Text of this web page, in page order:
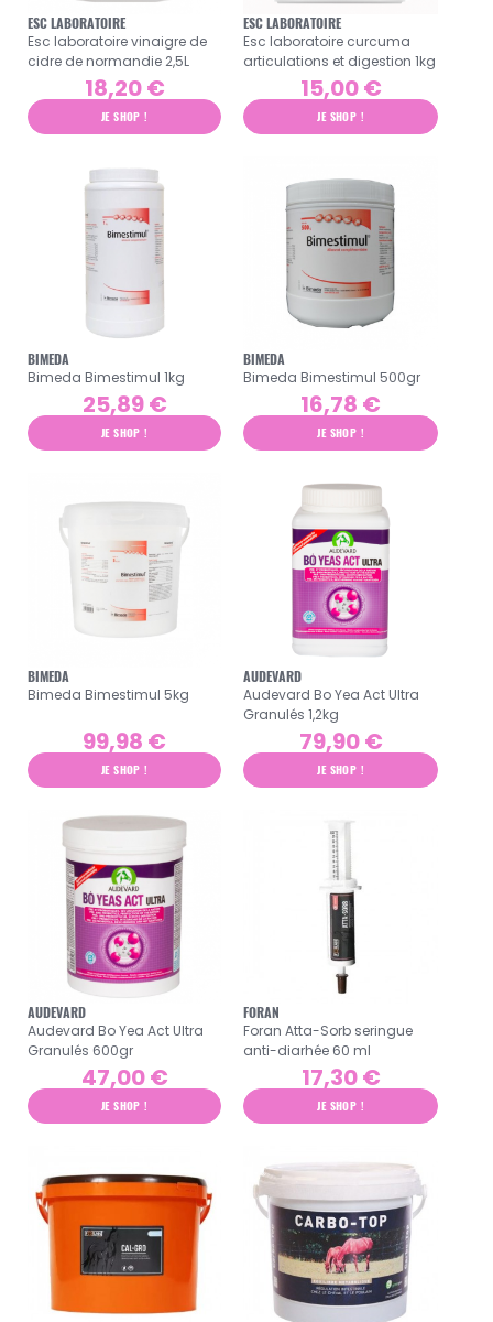
ESC LABORATOIRE
Esc laboratoire vinaigre de
cidre de normandie 2,5L
18,20 €
JE SHOP !
ESC LABORATOIRE
Esc laboratoire curcuma
articulations et digestion 1kg
15,00 €
JE SHOP !
BIMEDA
Bimeda Bimestimul 1kg
25,89 €
JE SHOP !
BIMEDA
Bimeda Bimestimul 500gr
16,78 €
JE SHOP !
BIMEDA
Bimeda Bimestimul 5kg
99,98 €
JE SHOP !
AUDEVARD
Audevard Bo Yea Act Ultra
Granulés 1,2kg
79,90 €
JE SHOP !
AUDEVARD
Audevard Bo Yea Act Ultra
Granulés 600gr
47,00 €
JE SHOP !
FORAN
Foran Atta-Sorb seringue
anti-diarhée 60 ml
17,30 €
JE SHOP !